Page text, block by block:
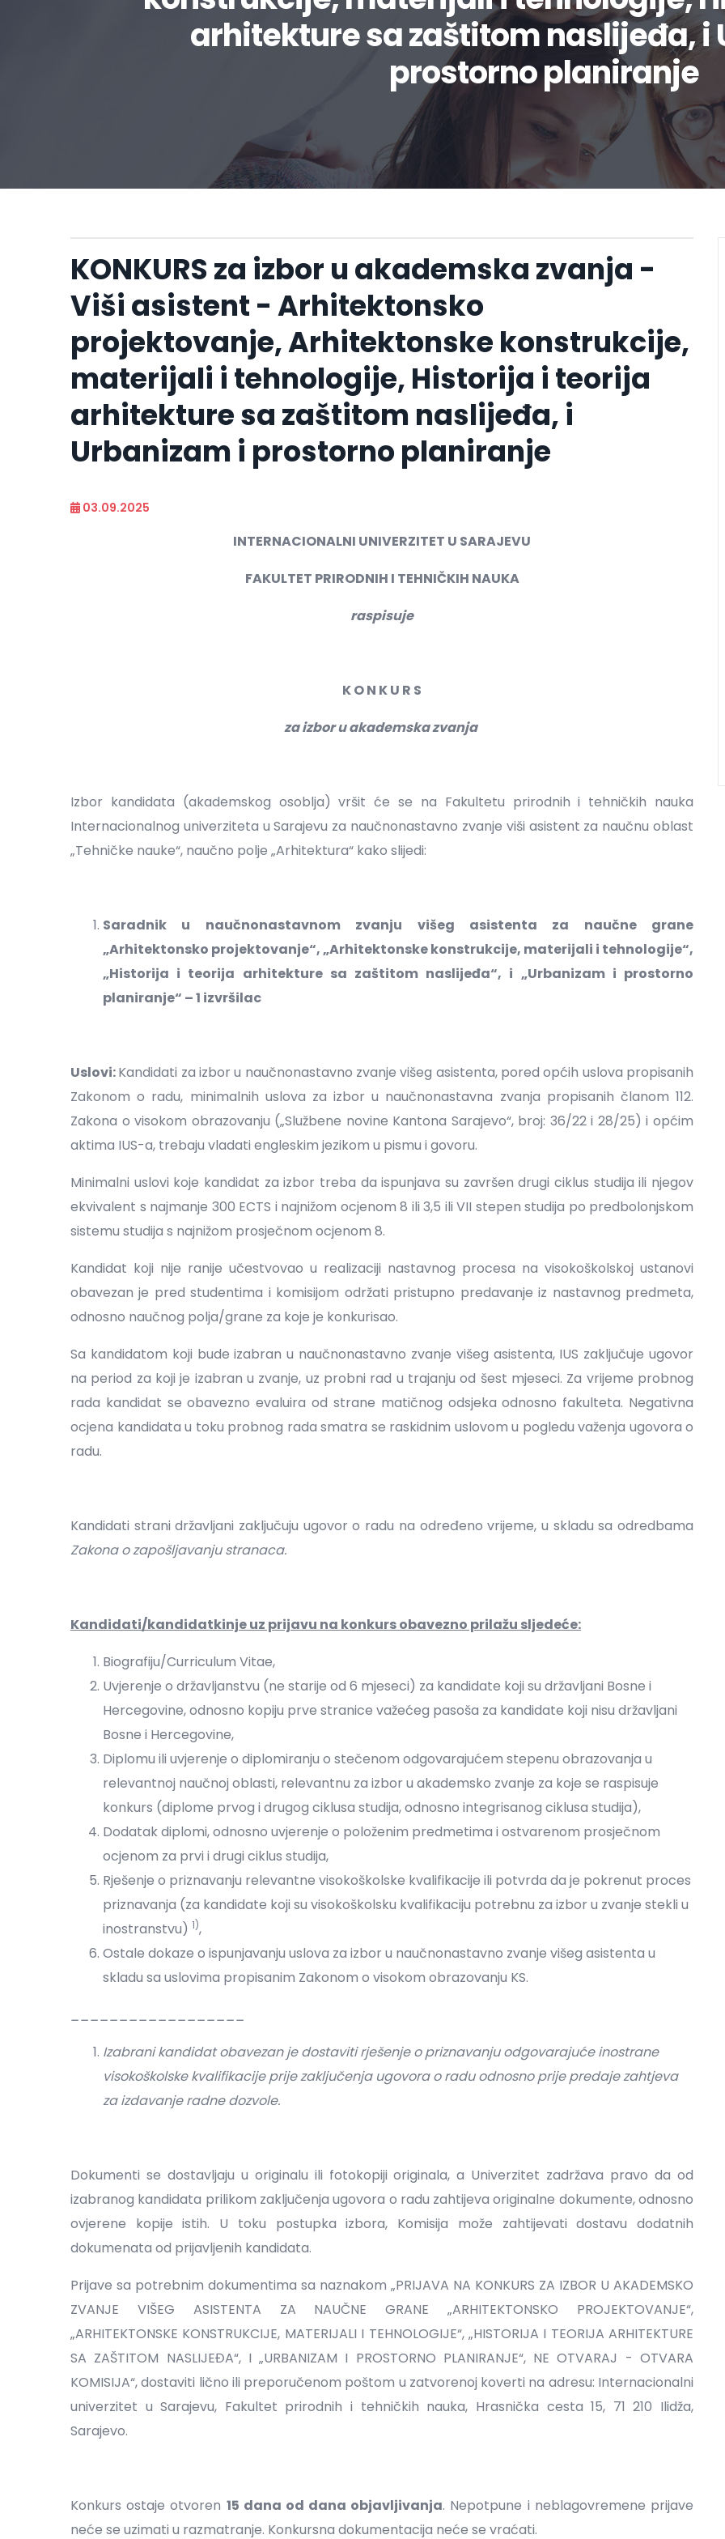
arhitekture sa zaštitom naslijeđa, i
prostorno planiranje
KONKURS za izbor u akademska zvanja -
Viši asistent - Arhitektonsko
projektovanje, Arhitektonske konstrukcije,
materijali i tehnologije, Historija i teorija
arhitekture sa zaštitom naslijeđa, i
Urbanizam i prostorno planiranje
03.09.2025
INTERNACIONALNI UNIVERZITET U SARAJEVU
FAKULTET PRIRODNIH I TEHNIČKIH NAUKA
raspisuje
K O N K U R S
za izbor u akademska zvanja
Izbor kandidata (akademskog osoblja) vršit će se na Fakultetu prirodnih i tehničkih nauka
Internacionalnog univerziteta u Sarajevu za naučnonastavno zvanje viši asistent za naučnu oblast
„Tehničke nauke“, naučno polje „Arhitektura“ kako slijedi:
Saradnik u naučnonastavnom zvanju višeg asistenta za naučne grane
„Arhitektonsko projektovanje“, „Arhitektonske konstrukcije, materijali i tehnologije“,
„Historija i teorija arhitekture sa zaštitom naslijeđa“, i „Urbanizam i prostorno
planiranje“ – 1 izvršilac
Uslovi:Kandidati za izbor u naučnonastavno zvanje višeg asistenta, pored općih uslova propisanih
Zakonom o radu, minimalnih uslova za izbor u naučnonastavna zvanja propisanih članom 112.
Zakona o visokom obrazovanju („Službene novine Kantona Sarajevo“, broj: 36/22 i 28/25) i općim
aktima IUS-a, trebaju vladati engleskim jezikom u pismu i govoru.
Minimalni uslovi koje kandidat za izbor treba da ispunjava su završen drugi ciklus studija ili njegov
ekvivalent s najmanje 300 ECTS i najnižom ocjenom 8 ili 3,5 ili VII stepen studija po predbolonjskom
sistemu studija s najnižom prosječnom ocjenom 8.
Kandidat koji nije ranije učestvovao u realizaciji nastavnog procesa na visokoškolskoj ustanovi
obavezan je pred studentima i komisijom održati pristupno predavanje iz nastavnog predmeta,
odnosno naučnog polja/grane za koje je konkurisao.
Sa kandidatom koji bude izabran u naučnonastavno zvanje višeg asistenta, IUS zaključuje ugovor
na period za koji je izabran u zvanje, uz probni rad u trajanju od šest mjeseci. Za vrijeme probnog
rada kandidat se obavezno evaluira od strane matičnog odsjeka odnosno fakulteta. Negativna
ocjena kandidata u toku probnog rada smatra se raskidnim uslovom u pogledu važenja ugovora o
radu.
Kandidati strani državljani zaključuju ugovor o radu na određeno vrijeme, u skladu sa odredbama
Zakona o zapošljavanju stranaca.
Kandidati/kandidatkinje uz prijavu na konkurs obavezno prilažu sljedeće:
Biografiju/Curriculum Vitae,
Uvjerenje o državljanstvu (ne starije od 6 mjeseci) za kandidate koji su državljani Bosne i
Hercegovine, odnosno kopiju prve stranice važećeg pasoša za kandidate koji nisu državljani
Bosne i Hercegovine,
Diplomu ili uvjerenje o diplomiranju o stečenom odgovarajućem stepenu obrazovanja u
relevantnoj naučnoj oblasti, relevantnu za izbor u akademsko zvanje za koje se raspisuje
konkurs (diplome prvog i drugog ciklusa studija, odnosno integrisanog ciklusa studija),
Dodatak diplomi, odnosno uvjerenje o položenim predmetima i ostvarenom prosječnom
ocjenom za prvi i drugi ciklus studija,
Rješenje o priznavanju relevantne visokoškolske kvalifikacije ili potvrda da je pokrenut proces
priznavanja (za kandidate koji su visokoškolsku kvalifikaciju potrebnu za izbor u zvanje stekli u
inostranstvu) 1),
Ostale dokaze o ispunjavanju uslova za izbor u naučnonastavno zvanje višeg asistenta u
skladu sa uslovima propisanim Zakonom o visokom obrazovanju KS.
__________________
Izabrani kandidat obavezan je dostaviti rješenje o priznavanju odgovarajuće inostrane
visokoškolske kvalifikacije prije zaključenja ugovora o radu odnosno prije predaje zahtjeva
za izdavanje radne dozvole.
Dokumenti se dostavljaju u originalu ili fotokopiji originala, a Univerzitet zadržava pravo da od
izabranog kandidata prilikom zaključenja ugovora o radu zahtijeva originalne dokumente, odnosno
ovjerene kopije istih. U toku postupka izbora, Komisija može zahtijevati dostavu dodatnih
dokumenata od prijavljenih kandidata.
Prijave sa potrebnim dokumentima sa naznakom „PRIJAVA NA KONKURS ZA IZBOR U AKADEMSKO
ZVANJE VIŠEG ASISTENTA ZA NAUČNE GRANE „ARHITEKTONSKO PROJEKTOVANJE“,
„ARHITEKTONSKE KONSTRUKCIJE, MATERIJALI I TEHNOLOGIJE“, „HISTORIJA I TEORIJA ARHITEKTURE
SA ZAŠTITOM NASLIJEĐA“, I „URBANIZAM I PROSTORNO PLANIRANJE“, NE OTVARAJ - OTVARA
KOMISIJA“, dostaviti lično ili preporučenom poštom u zatvorenoj koverti na adresu: Internacionalni
univerzitet u Sarajevu, Fakultet prirodnih i tehničkih nauka, Hrasnička cesta 15, 71 210 Ilidža,
Sarajevo.
Konkurs ostaje otvoren 15 dana od dana objavljivanja. Nepotpune i neblagovremene prijave
neće se uzimati u razmatranje. Konkursna dokumentacija neće se vraćati.